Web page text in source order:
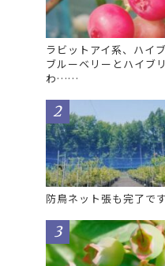
ラビットアイ系、ハイ
ブルーベリーとハイブ
わ……
防鳥ネット張も完了です